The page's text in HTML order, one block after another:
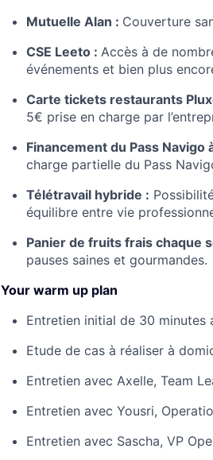
Mutuelle Alan : Couverture
CSE Leeto : Accès à de
événements et bien plus
Carte tickets restaurants
5€ prise en charge par
Financement du Pass Navigo
charge partielle du Pass
Télétravail hybride :
équilibre entre vie
Panier de fruits frais chaque
pauses saines et gourmandes.
Your warm up plan
Entretien initial de 30 minutes
Etude de cas à réaliser à
Entretien avec Axelle, Team
Entretien avec Yousri,
Entretien avec Sascha, VP